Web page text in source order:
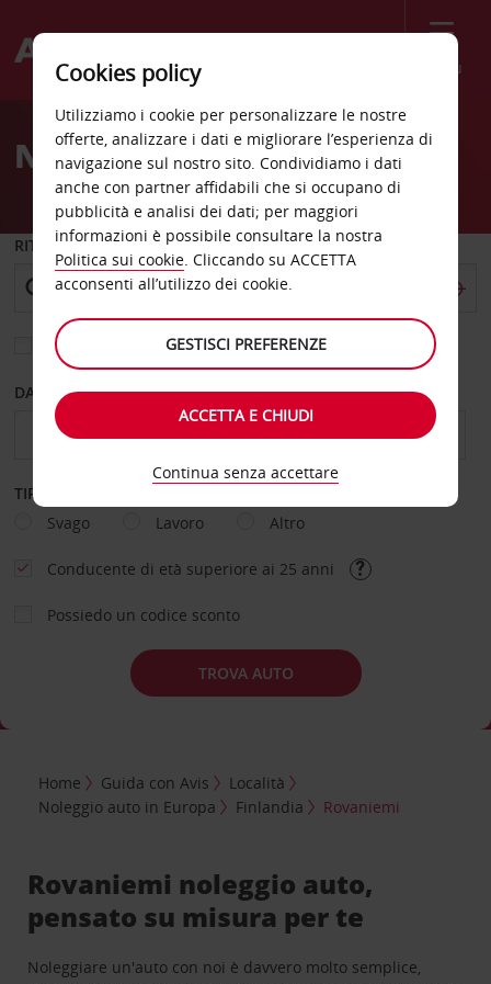
Menù
Welcome
AvisNoleggio auto Rovaniemi
RITIRO DA
Scegli una località di riconsegna diversa
DAL GIORNO AL GIORNO
TIPOLOGIA DI NOLEGGIO
Svago
Lavoro Altro
Conducente di età superiore ai 25 anni
Possiedo un codice sconto
TROVA AUTO
Home Guida con Avis
Località
Noleggio auto in Europa
Finlandia Rovaniemi
Rovaniemi noleggio auto,
pensato su misura per te
Noleggiare un'auto con noi è davvero molto semplice,
Cookies policy
Utilizziamo i cookie per personalizzare le nostre
offerte, analizzare i dati e migliorare l’esperienza di
navigazione sul nostro sito. Condividiamo i dati
anche con partner affidabili che si occupano di
pubblicità e analisi dei dati; per maggiori
informazioni è possibile consultare la nostra
Politica sui cookie. Cliccando su ACCETTA
acconsenti all’utilizzo dei cookie.
GESTISCI PREFERENZE
ACCETTA E CHIUDI
Continua senza accettare